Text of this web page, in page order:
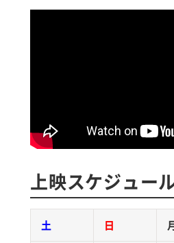
上映スケジュー
土 日